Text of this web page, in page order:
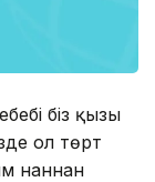
біз қызы
ол төрт
наннан